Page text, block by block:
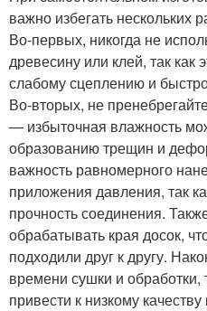
важно избегать нескольких
Во-первых, никогда не
древесину или клей, так как
слабому сцеплению и
Во-вторых, не
— избыточная влажность
образованию трещин и
важность равномерного
приложения давления, так
прочность соединения.
обрабатывать края досок,
подходили друг к другу.
времени сушки и обработки,
привести к низкому